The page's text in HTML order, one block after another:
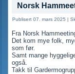
Norsk
Publisert 07. mars 2025 |
Fra Norsk
Det kom mye folk,
som før.
Samt mange
også.
Takk til